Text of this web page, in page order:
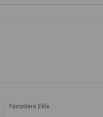
Favorilere Ekle